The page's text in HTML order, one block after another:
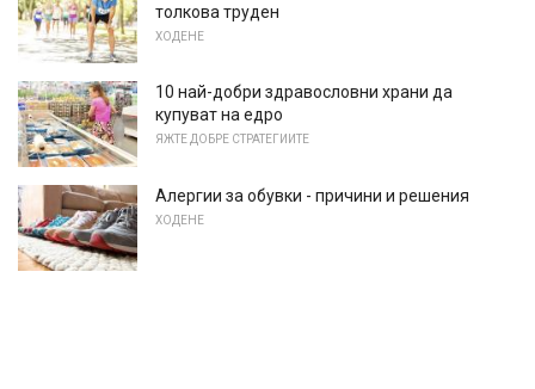
толкова труден
ХОДЕНЕ
10 най-добри здравословни храни да
купуват на едро
ЯЖТЕ ДОБРЕ СТРАТЕГИИТЕ
Алергии за обувки - причини и решения
ХОДЕНЕ